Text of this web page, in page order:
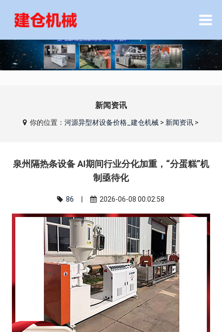
新闻资讯
你的位置：河源异型材设备价格_建仓机械 > 新闻资讯 >
泉州隔热条设备 AI期间行业分化加重，“分蛋糕”机
制亟待化
86 | 2026-06-08 00:02:58